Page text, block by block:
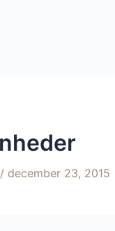
/ december 23, 2015